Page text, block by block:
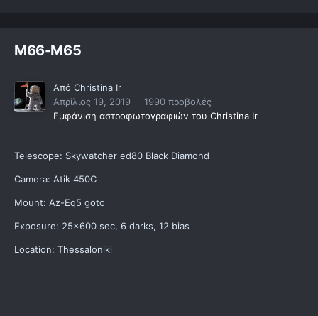
Μ66-Μ65
Από Christina Ir
Απρίλιος 19, 2019
1990 προβολές
Εμφάνιση αστροφωτογραφιών του Christina Ir
Telescope: Skywatcher ed80 Black Diamond
Camera: Atik 450C
Mount: Az-Eq5 goto
Exposure: 25x600 sec, 6 darks, 12 bias
Location: Thessaloniki